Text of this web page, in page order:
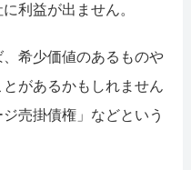
利益が出ません。
希少価値のあるものや
があるかもしれません
売掛債権」などという